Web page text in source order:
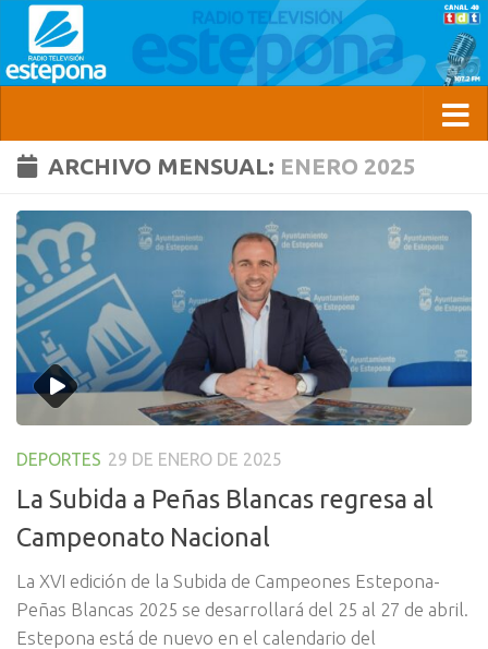
ARCHIVO MENSUAL: ENERO 2025
DEPORTES 29 DE ENERO DE 2025
La Subida a Peñas Blancas regresa al
Campeonato Nacional
La XVI edición de la Subida de Campeones Estepona-
Peñas Blancas 2025 se desarrollará del 25 al 27 de abril.
Estepona está de nuevo en el calendario del